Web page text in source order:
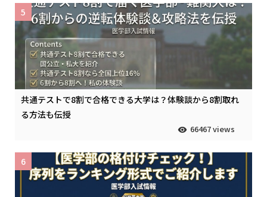
共通テストで8割で合格できる大学は？体験談から8割取れ
る方法も伝授
66467 views
5
6